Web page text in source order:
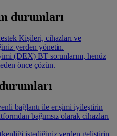
durumları
Kişileri, cihazları ve
yerden yönetin.
(DEX) BT sorunlarını, henüz
önce çözün.
bağlantı ile erişimi iyileştirin
bağımsız olarak cihazları
istediğiniz yerden geliştirin